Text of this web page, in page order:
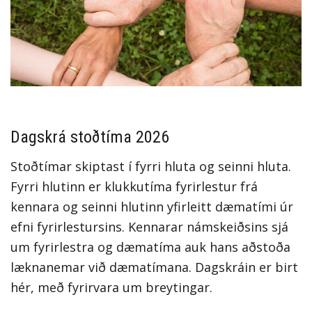
Dagskrá stoðtíma 2026
Stoðtímar skiptast í fyrri hluta og seinni hluta.
Fyrri hlutinn er klukkutíma fyrirlestur frá
kennara og seinni hlutinn yfirleitt dæmatími úr
efni fyrirlestursins. Kennarar námskeiðsins sjá
um fyrirlestra og dæmatíma auk hans aðstoða
læknanemar við dæmatímana. Dagskráin er birt
hér, með fyrirvara um breytingar.